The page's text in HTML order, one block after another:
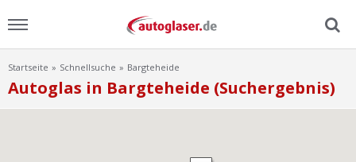
Menu
Home
Startseite Schnellsuche Bargteheide
Autoglas in Bargteheide (Suchergebnis)